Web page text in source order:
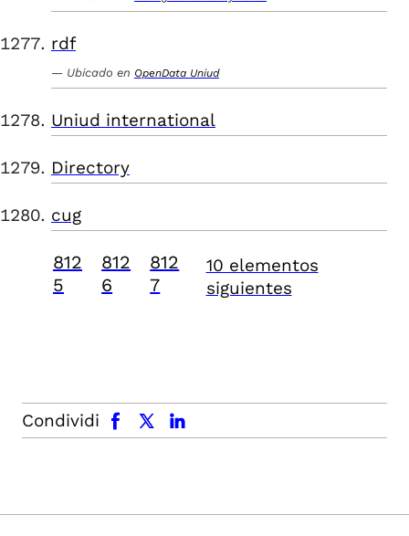
rdf
Ubicado en OpenData Uniud
Uniud international
Directory
cug
812
5
812
6
812
7
10 elementos
siguientes
Condividi
facebook x.com linkedin